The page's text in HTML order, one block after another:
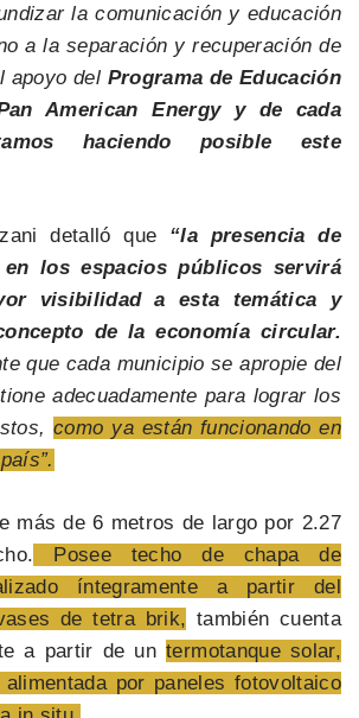
la comunicación y educación
a la separación y recuperación de
apoyo del Programa de Educación
American Energy y de cada
haciendo posible este
detalló que “la presencia de
los espacios públicos servirá
visibilidad a esta temática y
de la economía circular.
que cada municipio se apropie del
adecuadamente para lograr los
como ya están funcionando en
más de 6 metros de largo por 2.27
Posee techo de chapa de
íntegramente a partir del
de tetra brik, también cuenta
a partir de untermotanque solar,
por paneles fotovoltaico